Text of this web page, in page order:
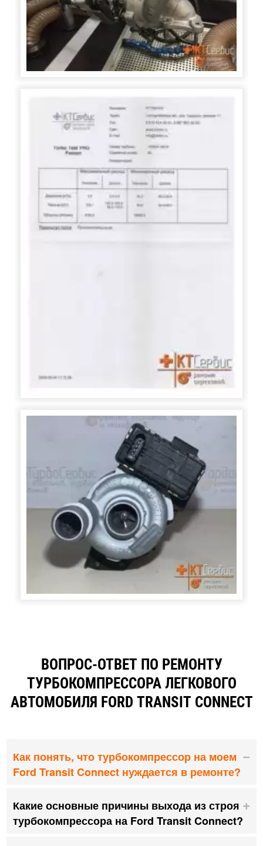
ВОПРОС-ОТВЕТ ПО РЕМОНТУ
ТУРБОКОМПРЕССОРА ЛЕГКОВОГО
АВТОМОБИЛЯ FORD TRANSIT CONNECT
Как понять, что турбокомпрессор на моем
Ford Transit Connect нуждается в ремонте?
Какие основные причины выхода из строя
турбокомпрессора на Ford Transit Connect?